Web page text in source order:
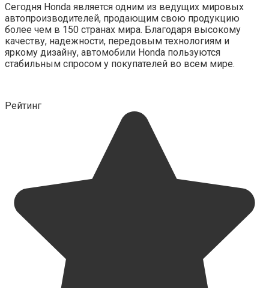
Сегодня Honda является одним из ведущих мировых
автопроизводителей, продающим свою продукцию
более чем в 150 странах мира. Благодаря высокому
качеству, надежности, передовым технологиям и
яркому дизайну, автомобили Honda пользуются
стабильным спросом у покупателей во всем мире.
Рейтинг